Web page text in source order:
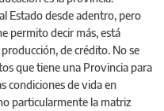
Estado desde adentro, pero
permito decir más, está
de crédito. No se
que tiene una Provincia para
condiciones de vida en
particularmente la matriz